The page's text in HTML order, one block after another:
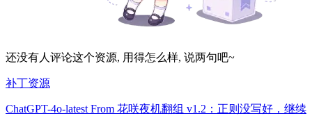
还没有人评论这个资源, 用得怎么样, 说两句吧~
补丁资源
ChatGPT-4o-latest From 花咲夜机翻组 v1.2：正则没写好，继续